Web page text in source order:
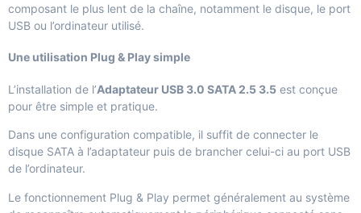
composant le plus lent de la chaîne, notamment le disque, le port
USB ou l’ordinateur utilisé.
Une utilisation Plug & Play simple
L’installation de l’Adaptateur USB 3.0 SATA 2.5 3.5 est conçue
pour être simple et pratique.
Dans une configuration compatible, il suffit de connecter le
disque SATA à l’adaptateur puis de brancher celui-ci au port USB
de l’ordinateur.
Le fonctionnement Plug & Play permet généralement au système